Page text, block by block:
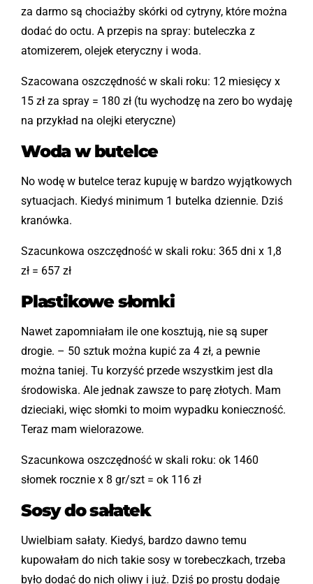
za darmo są chociażby skórki od cytryny, które można
dodać do octu. A przepis na spray: buteleczka z
atomizerem, olejek eteryczny i woda.
Szacowana oszczędność w skali roku: 12 miesięcy x
15 zł za spray = 180 zł (tu wychodzę na zero bo wydaję
na przykład na olejki eteryczne)
Woda w butelce
No wodę w butelce teraz kupuję w bardzo wyjątkowych
sytuacjach. Kiedyś minimum 1 butelka dziennie. Dziś
kranówka.
Szacunkowa oszczędność w skali roku: 365 dni x 1,8
zł = 657 zł
Plastikowe słomki
Nawet zapomniałam ile one kosztują, nie są super
drogie. – 50 sztuk można kupić za 4 zł, a pewnie
można taniej. Tu korzyść przede wszystkim jest dla
środowiska. Ale jednak zawsze to parę złotych. Mam
dzieciaki, więc słomki to moim wypadku konieczność.
Teraz mam wielorazowe.
Szacunkowa oszczędność w skali roku: ok 1460
słomek rocznie x 8 gr/szt = ok 116 zł
Sosy do sałatek
Uwielbiam sałaty. Kiedyś, bardzo dawno temu
kupowałam do nich takie sosy w torebeczkach, trzeba
było dodać do nich oliwy i już. Dziś po prostu dodaję